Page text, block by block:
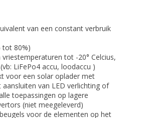
van een constant verbruik
tot 80%)
tot -20° Celcius,
LiFePo4 accu, loodaccu )
voor een solar oplader met
van LED verlichting of
toepassingen op lagere
(niet meegeleverd)
voor de elementen op het